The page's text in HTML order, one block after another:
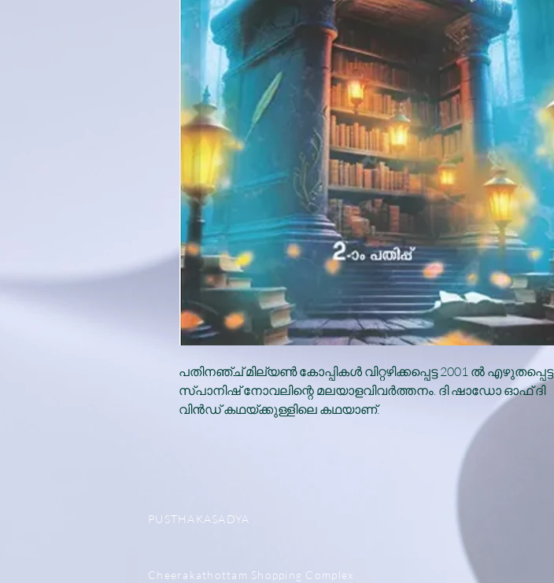
പതിനഞ്ച് മില്യൺ കോപ്പികൾ വിറ്റഴിക്കപ്പെട്ട 2001 ൽ എഴുതപ്പെട്ട
സ്പാനിഷ് നോവലിന്റെ മലയാളവിവർത്തനം. ദി ഷാഡോ ഓഫ് ദി
വിൻഡ് കഥയ്ക്കുള്ളിലെ കഥയാണ്.
PUSTHAKASADYA
Cheerakathottam Shopping Complex